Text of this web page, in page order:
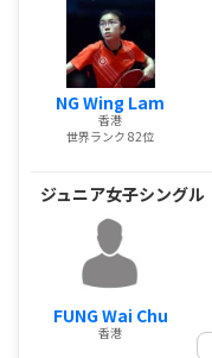
NG Wing Lam
香港
世界ランク 82位
ジュニア女子シングル
FUNG Wai Chu
香港